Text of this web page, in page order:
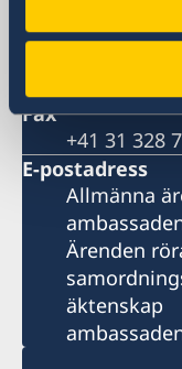
Schweiz
Fax
+41 31 328
E-postadress
Allmänna
Ärenden
äktenskap